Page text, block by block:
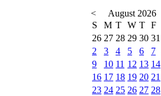
< August 2026
S
M T W T F
26 27 28 29 30 31
2
3 4 5 6 7
9
10 11 12 13 14
16 17 18 19 20 21
23 24 25 26 27 28